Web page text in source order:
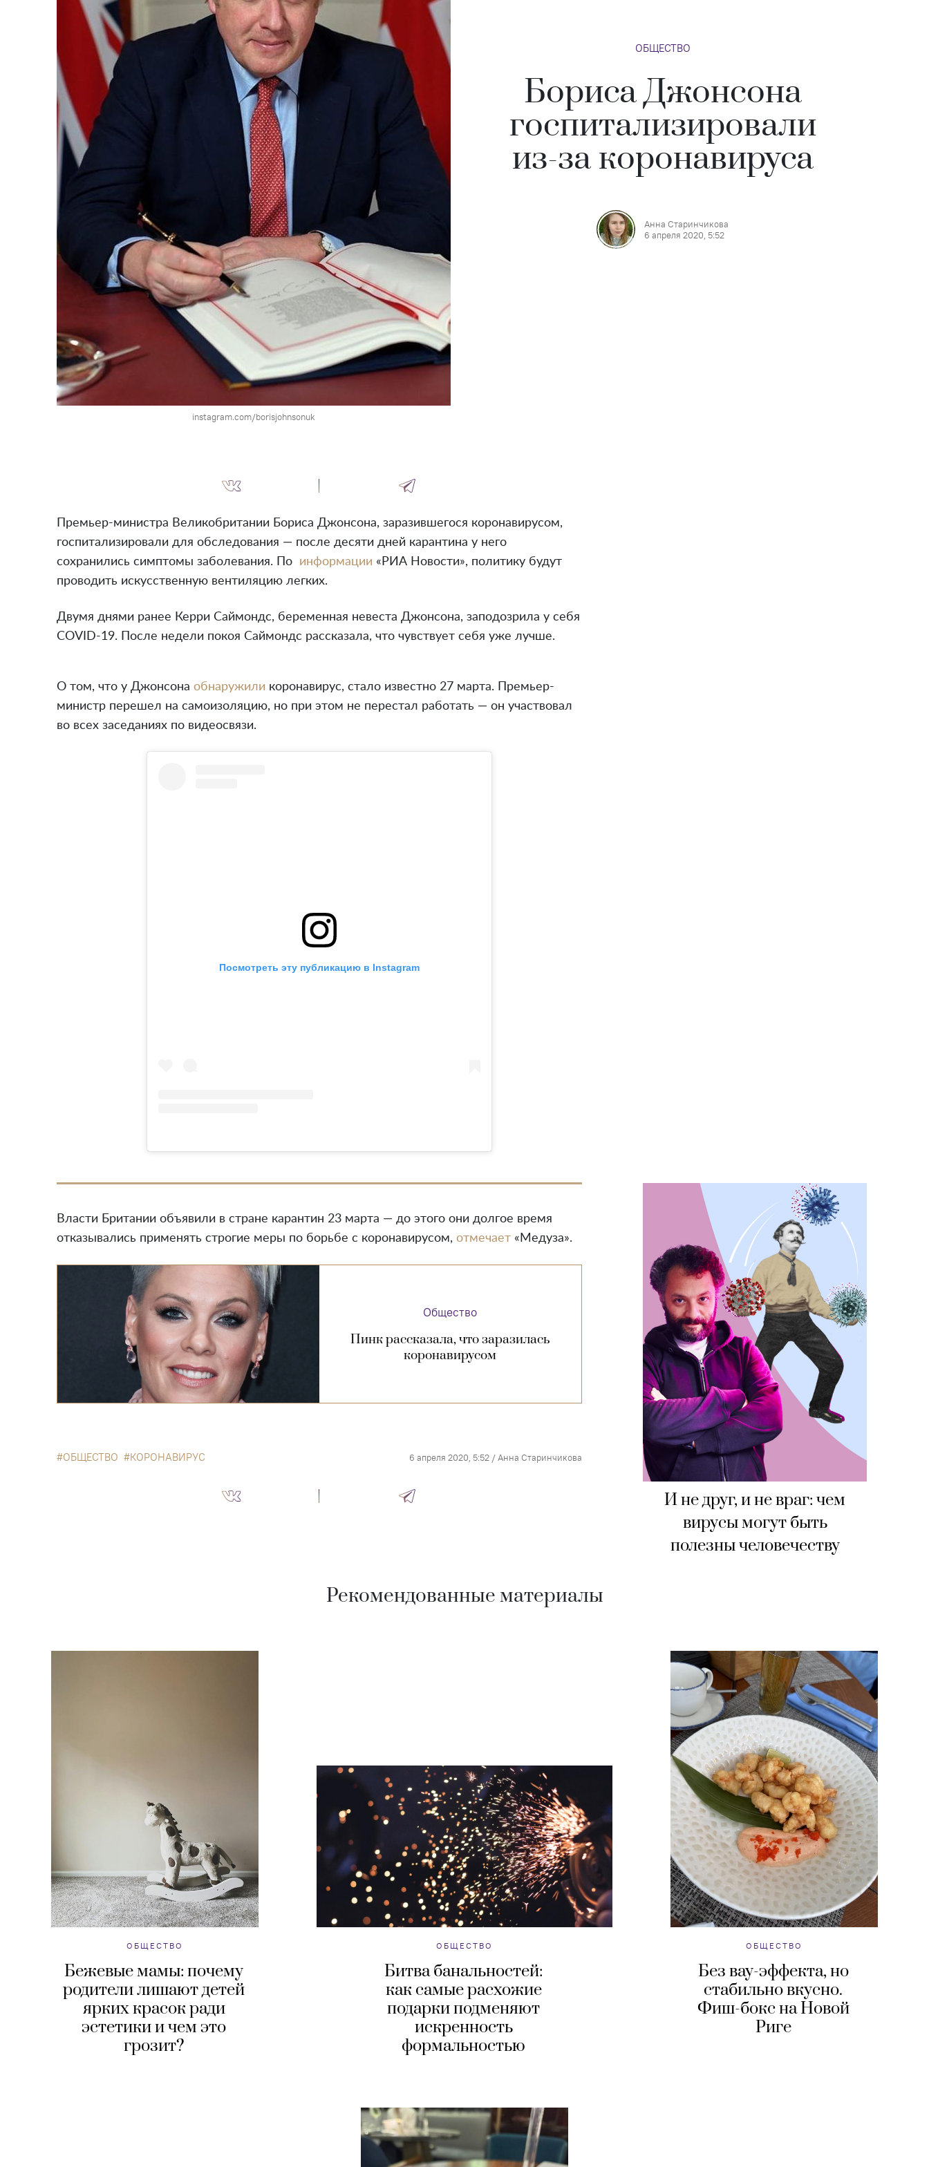
Бориса Джонсона
госпитализировали
из-за коронавируса
ОБЩЕСТВО
Анна Старинчикова
6 апреля 2020, 5:52
instagram.com/borisjohnsonuk
И не друг, и не враг: чем
вирусы могут быть
полезны человечеству
Премьер-министра Великобритании Бориса Джонсона, заразившегося коронавирусом,
госпитализировали для обследования — после десяти дней карантина у него
сохранились симптомы заболевания. По
информации «РИА Новости», политику будут
проводить искусственную вентиляцию легких.
Двумя днями ранее Керри Саймондс, беременная невеста Джонсона, заподозрила у себя
COVID-19. После недели покоя Саймондс рассказала, что чувствует себя уже лучше.
О том, что у Джонсона обнаружили коронавирус, стало известно 27 марта. Премьер-
министр перешел на самоизоляцию, но при этом не перестал работать — он участвовал
во всех заседаниях по видеосвязи.
Посмотреть эту публикацию в Instagram
Власти Британии объявили в стране карантин 23 марта — до этого они долгое время
отказывались применять строгие меры по борьбе с коронавирусом, отмечает«Медуза».
Общество
Пинк рассказала, что заразилась
коронавирусом
ОБЩЕСТВО КОРОНАВИРУС 6 апреля 2020, 5:52 /Анна Старинчикова
Рекомендованные материалы
ОБЩЕСТВО
Бежевые мамы: почему
родители лишают детей
ярких красок ради
эстетики и чем это
грозит?
ОБЩЕСТВО
Битва банальностей:
как самые расхожие
подарки подменяют
искренность
формальностью
ОБЩЕСТВО
Без вау-эффекта, но
стабильно вкусно.
Фиш-бокс на Новой
Риге